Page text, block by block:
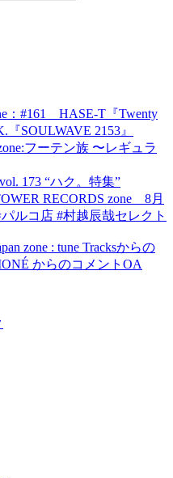
：#161 HASE-T『Twenty
SOULWAVE 2153』
フーテン族 〜レギュラ
173 “ハク。特集”
RECORDS zone 8月
ルコ店 #村越辰哉セレクト
zone : tune Tracksからの
からのコメントOA